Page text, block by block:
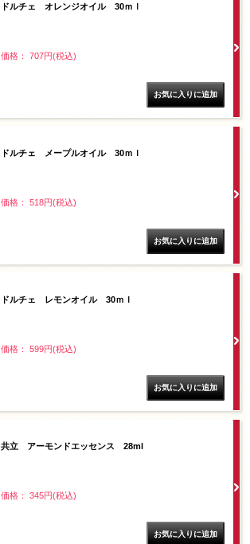
ドルチェ オレンジオイル 30ｍｌ
価格： 707円(税込)
ドルチェ メープルオイル 30ｍｌ
価格： 518円(税込)
ドルチェ レモンオイル 30ｍｌ
価格： 599円(税込)
共立 アーモンドエッセンス 28ml
価格： 345円(税込)